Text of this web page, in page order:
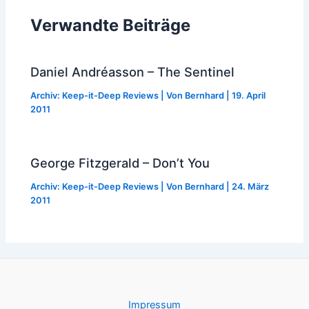
Verwandte Beiträge
Daniel Andréasson – The Sentinel
Archiv: Keep-it-Deep Reviews | Von Bernhard |19. April
2011
George Fitzgerald – Don’t You
Archiv: Keep-it-Deep Reviews | Von Bernhard
24. März
2011
Impressum